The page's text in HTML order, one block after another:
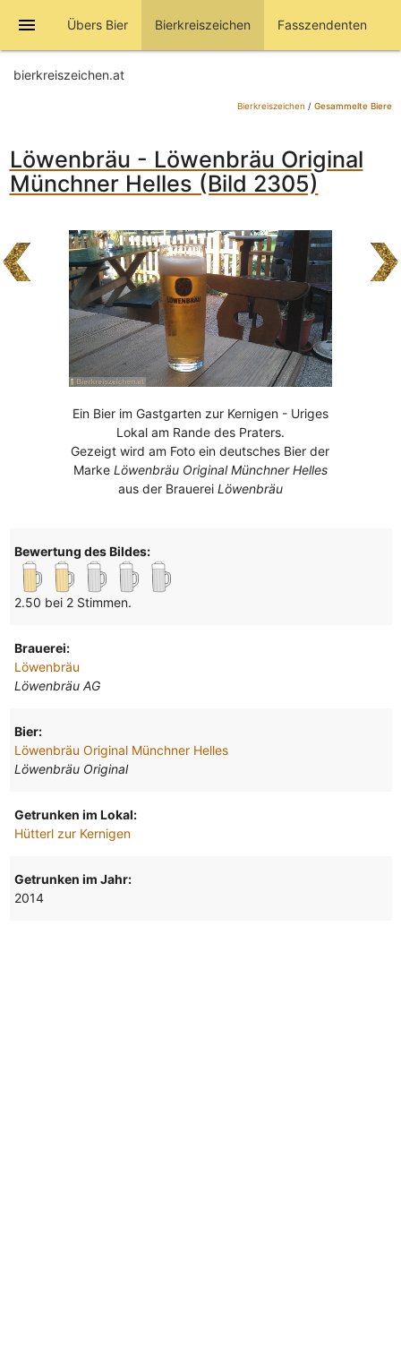
menu Übers Bier Bierkreiszeichen Fasszendenten
bierkreiszeichen.at
Bierkreiszeichen / Gesammelte Biere
Löwenbräu - Löwenbräu Original
Münchner Helles (Bild 2305)
Ein Bier im Gastgarten zur Kernigen - Uriges
Lokal am Rande des Praters.
Gezeigt wird am Foto ein deutsches Bier der
Marke Löwenbräu Original Münchner Helles
aus der Brauerei Löwenbräu
Bewertung des Bildes:
2.50 bei 2 Stimmen.
Brauerei:
Löwenbräu
Löwenbräu AG
Bier:
Löwenbräu Original Münchner Helles
Löwenbräu Original
Getrunken im Lokal:
Hütterl zur Kernigen
Getrunken im Jahr:
2014